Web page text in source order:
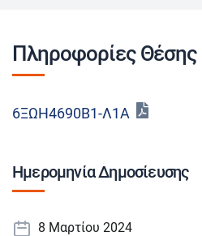
Πληροφορίες Θέσης
6ΞΩΗ4690Β1-Λ1Α
Ημερομηνία Δημοσίευσης
8 Μαρτίου 2024